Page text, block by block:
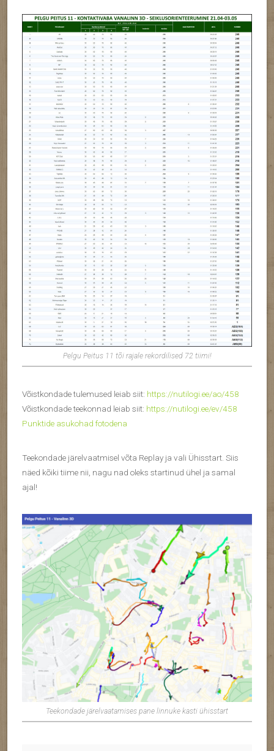
Pelgu Peitus 11 tõi rajale rekordilised 72 tiimi!
Võistkondade tulemused leiab siit: https://nutilogi.ee/ao/458
Võistkondade teekonnad leiab siit: https://nutilogi.ee/ev/458
Punktide asukohad fotodena
Teekondade järelvaatmisel võta Replay ja vali Ühisstart. Siis
näed kõiki tiime nii, nagu nad oleks startinud ühel ja samal
ajal!
Teekondade järelvaatamises pane linnuke kasti ühisstart